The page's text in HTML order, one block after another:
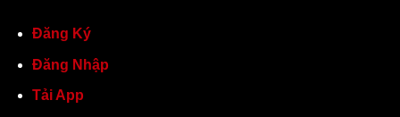
Đăng Ký
Đăng Nhập
Tải App